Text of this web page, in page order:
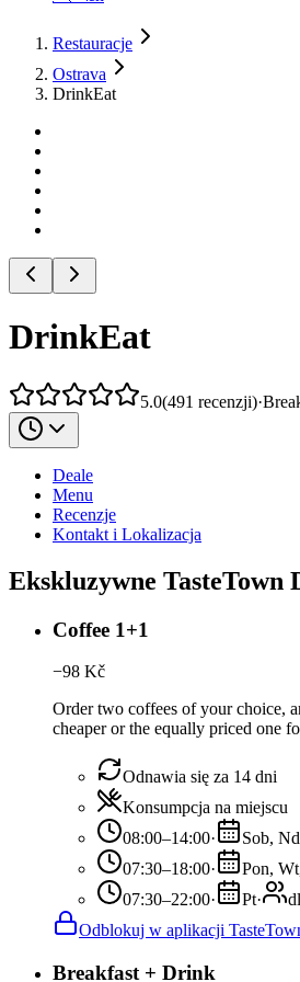
Restauracje
Ostrava
DrinkEat
DrinkEat
5.0(491 recenzji)·
Deale
Menu
Recenzje
Kontakt i Lokalizacja
Ekskluzywne TasteTown
Coffee 1+1
−98 Kč
Order two coffees of your choice,
cheaper or the equally priced one
Odnawia się za 14 dni
Konsumpcja na miejscu
08:00–14:00· Sob,
07:30–18:00· Pon,
07:30–22:00· Pt·
Odblokuj w aplikacji
Breakfast + Drink